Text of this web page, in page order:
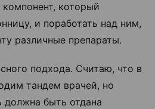
который
и поработать над ним,
различные препараты.
подхода. Считаю, что в
тандем врачей, но
должна быть отдана